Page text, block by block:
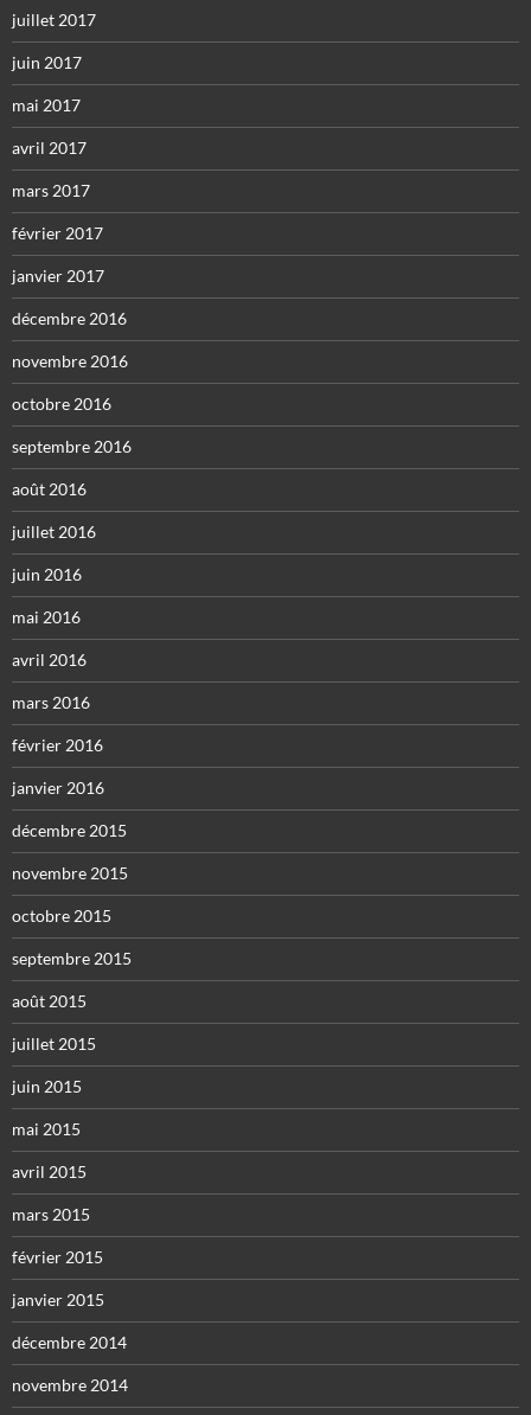
juillet 2017
juin 2017
mai 2017
avril 2017
mars 2017
février 2017
janvier 2017
décembre 2016
novembre 2016
octobre 2016
septembre 2016
août 2016
juillet 2016
juin 2016
mai 2016
avril 2016
mars 2016
février 2016
janvier 2016
décembre 2015
novembre 2015
octobre 2015
septembre 2015
août 2015
juillet 2015
juin 2015
mai 2015
avril 2015
mars 2015
février 2015
janvier 2015
décembre 2014
novembre 2014